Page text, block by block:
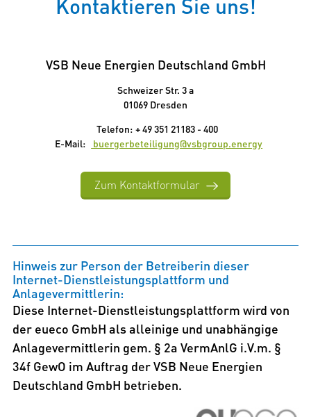
Kontaktieren Sie uns!
VSB Neue Energien Deutschland GmbH
Schweizer Str. 3 a
01069 Dresden
Telefon: + 49 351 21183 - 400
E-Mail:
buergerbeteiligung@vsbgroup.energy
Zum Kontaktformular
Hinweis zur Person der Betreiberin dieser
Internet-Dienstleistungsplattform und
Anlagevermittlerin:
Diese Internet-Dienstleistungsplattform wird von
der eueco GmbH als alleinige und unabhängige
Anlagevermittlerin gem. § 2a VermAnlG i.V.m. §
34f GewO im Auftrag der VSB Neue Energien
Deutschland GmbH betrieben.